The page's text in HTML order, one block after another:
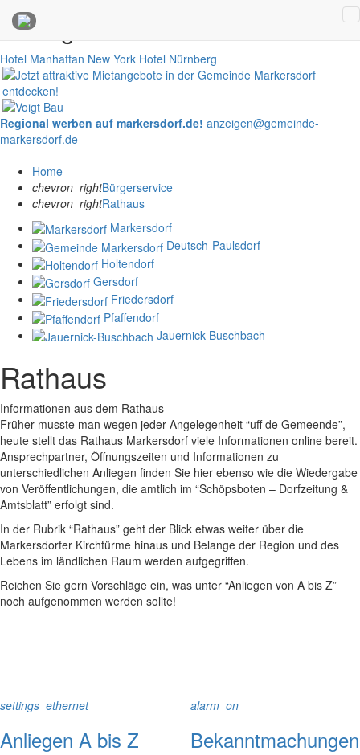
Anzeigen
Hotel Manhattan New York Hotel Nürnberg
Regional werben auf markersdorf.de! anzeigen@gemeinde-
markersdorf.de
Home
chevron_rightBürgerservice
chevron_rightRathaus
Markersdorf
Deutsch-Paulsdorf
Holtendorf
Gersdorf
Friedersdorf
Pfaffendorf
Jauernick-Buschbach
Rathaus
Informationen aus dem Rathaus
Früher musste man wegen jeder Angelegenheit “uff de Gemeende”,
heute stellt das Rathaus Markersdorf viele Informationen online bereit.
Ansprechpartner, Öffnungszeiten und Informationen zu
unterschiedlichen Anliegen finden Sie hier ebenso wie die Wiedergabe
von Veröffentlichungen, die amtlich im “Schöpsboten – Dorfzeitung &
Amtsblatt” erfolgt sind.
In der Rubrik “Rathaus” geht der Blick etwas weiter über die
Markersdorfer Kirchtürme hinaus und Belange der Region und des
Lebens im ländlichen Raum werden aufgegriffen.
Reichen Sie gern Vorschläge ein, was unter “Anliegen von A bis Z”
noch aufgenommen werden sollte!
settings_ethernet
Anliegen A bis Z
alarm_on
Bekanntmachungen